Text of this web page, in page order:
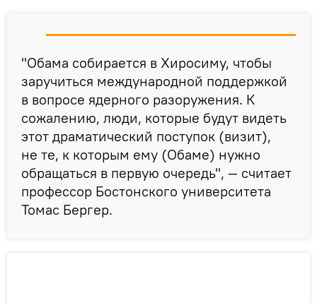
"Обама собирается в Хиросиму, чтобы
заручиться международной поддержкой
в вопросе ядерного разоружения. К
сожалению, люди, которые будут видеть
этот драматический поступок (визит),
не те, к которым ему (Обаме) нужно
обращаться в первую очередь", — считает
профессор Бостонского университета
Томас Бергер.